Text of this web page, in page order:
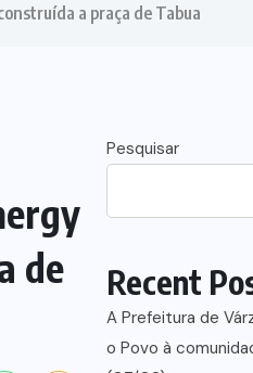
a praça de Tabua
de
Pesquisar
Recent
A Prefeitura de
o Povo à